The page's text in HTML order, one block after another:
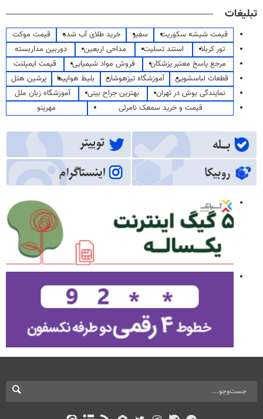
تبلیغات
قیمت شیشه سکوریت سفیر خرید طلای آب شده
قیمت موکت
تور کربلا
استند تسلیت مداحی اربعین
دوربین مداربسته
مرجع پاسخ معتبر پزشکان
فروش مواد شیمیایی
قیمت ایمپلنت
قطعات لباسشویی
آموزشگاه تیزهوشان بلیط هواپیما
پرشین هتل
نمایندگی بوش در تهران
بهترین جراح بینی
آموزشگاه زبان ملل
قیمت و خرید سمعک نامرئی
مهرینو